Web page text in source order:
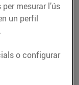
mesurar l’ús
un perfil
o configurar